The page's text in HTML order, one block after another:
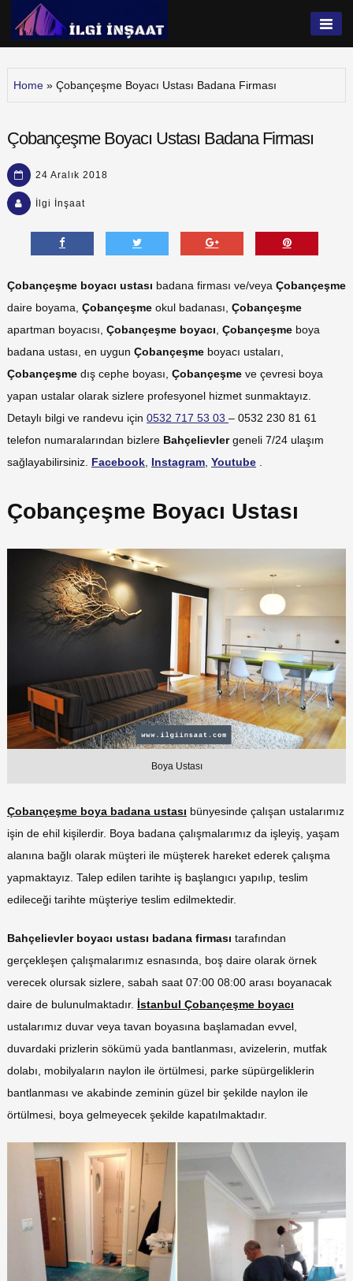
İlgi İnşaat
Home » Çobançeşme Boyacı Ustası Badana Firması
Çobançeşme Boyacı Ustası Badana Firması
24 Aralık 2018
İlgi İnşaat
Çobançeşme boyacı ustası badana firması ve/veya Çobançeşme
daire boyama, Çobançeşme okul badanası, Çobançeşme
apartman boyacısı, Çobançeşme boyacı Çobançeşme boya
badana ustası , en uygun Çobançeşme boyacı ustaları,
Çobançeşme dış cephe boyası, Çobançeşme ve çevresi boya
yapan ustalar olarak sizlere profesyonel hizmet sunmaktayız.
Detaylı bilgi ve randevu için 0532 717 53 03 – 0532 230 81 61
telefon numaralarından bizlere Bahçelievlergeneli 7/24 ulaşım
sağlayabilirsiniz. Facebook Instagram Youtube
Çobançeşme Boyacı Ustası
Boya Ustası
Çobançeşme boya badana ustası bünyesinde çalışan ustalarımız
işin de ehil kişilerdir. Boya badana çalışmalarımız da işleyiş, yaşam
alanına bağlı olarak müşteri ile müşterek hareket ederek çalışma
yapmaktayız. Talep edilen tarihte iş başlangıcı yapılıp, teslim
edileceği tarihte müşteriye teslim edilmektedir.
Bahçelievler boyacı ustası badana firması tarafından
gerçekleşen çalışmalarımız esnasında, boş daire olarak örnek
verecek olursak sizlere, sabah saat 07:00 08:00 arası boyanacak
daire de bulunulmaktadır. İstanbul Çobançeşme boyacı
ustalarımız duvar veya tavan boyasına başlamadan evvel,
duvardaki prizlerin sökümü yada bantlanması, avizelerin, mutfak
dolabı, mobilyaların naylon ile örtülmesi, parke süpürgeliklerin
bantlanması ve akabinde zeminin güzel bir şekilde naylon ile
örtülmesi, boya gelmeyecek şekilde kapatılmaktadır.